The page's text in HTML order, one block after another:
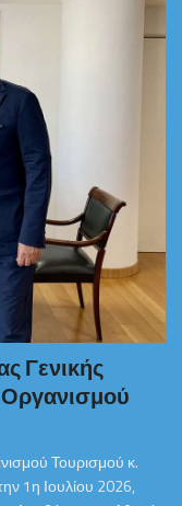
Γενικής
Οργανισμού
Τουρισμού κ.
1η Ιουλίου 2026,